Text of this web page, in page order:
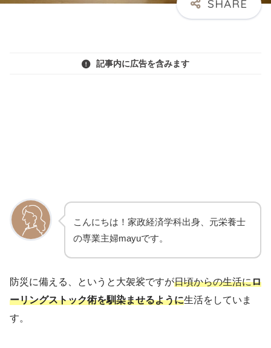
記事内に広告を含みます
こんにちは！家政経済学科出身、元栄養士
の専業主婦mayuです。
防災に備える、というと大袈裟ですが日頃からの生活にロ
ーリングストック術を馴染ませるように生活をしていま
す。